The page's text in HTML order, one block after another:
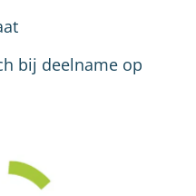
bij deelname op